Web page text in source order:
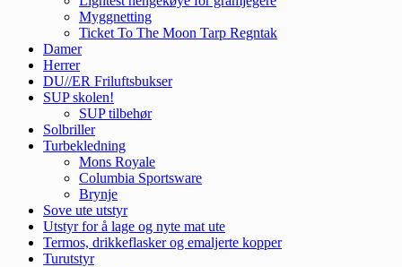
Myggnetting
Ticket To The Moon Tarp Regntak
Damer
Herrer
DU//ER Friluftsbukser
SUP skolen!
SUP tilbehør
Solbriller
Turbekledning
Mons Royale
Columbia Sportsware
Brynje
Sove ute utstyr
Utstyr for å lage og nyte mat ute
Termos, drikkeflasker og emaljerte kopper
Turutstyr